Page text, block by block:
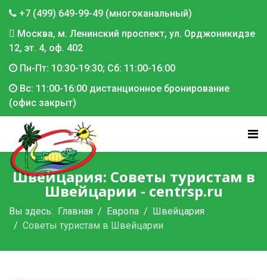
+7 (499) 649-99-49 (многоканальный)
Москва, м. Ленинский проспект, ул. Орджоникидзе
12, эт. 4, оф. 402
Пн-Пт: 10:30-19:30; Сб: 11:00-16:00
Вс: 11:00-16:00 дистанционное бронирование
(офис закрыт)
Швейцария: Советы туристам в
Швейцарии - centrsp.ru
Вы здесь: Главная Европа
Швейцария
Советы туристам в Швейцарии